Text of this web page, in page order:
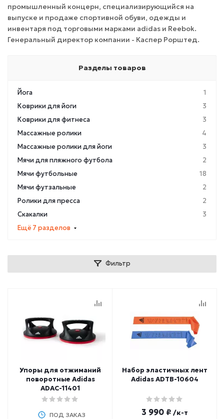
промышленный концерн, специализирующийся на
выпуске и продаже спортивной обуви, одежды и
инвентаря под торговыми марками adidas и Reebok.
Генеральный директор компании - Каспер Рорштед.
Разделы товаров
Йога
1
Коврики для йоги
3
Коврики для фитнеса
3
Массажные ролики
4
Массажные ролики для йоги
3
Мячи для пляжного футбола
2
Мячи футбольные
18
Мячи футзальные
2
Ролики для пресса
2
Скакалки
3
Ещё 7 разделов
Фильтр
Упоры для отжиманий
поворотные Adidas
ADAC-11401
ПОД ЗАКАЗ
Набор эластичных лент
Adidas ADTB-10604
3 990 ₽ /к-т